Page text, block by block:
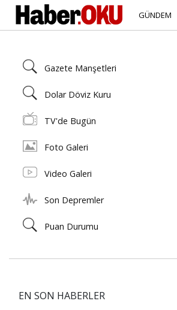
GÜNDEM
Gazete Manşetleri
Dolar Döviz Kuru
TV'de Bugün
Foto Galeri
Video Galeri
Son Depremler
Puan Durumu
EN SON HABERLER